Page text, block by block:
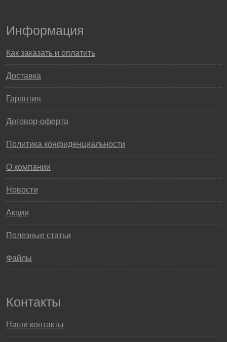
Информация
Как заказать и оплатить
Доставка
Гарантия
Договор-оферта
Политика конфиденциальности
О компании
Новости
Акции
Полезные статьи
Файлы
Контакты
Наши контакты